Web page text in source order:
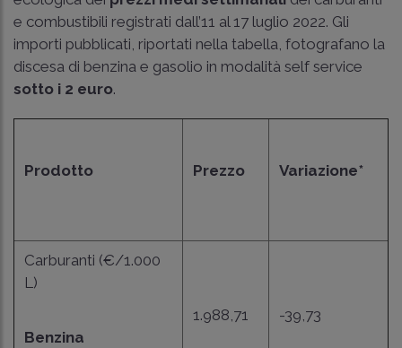
e combustibili registrati dall’11 al 17 luglio 2022. Gli
importi pubblicati, riportati nella tabella, fotografano la
discesa di benzina e gasolio in modalità self service
sotto i 2 euro.
Prodotto Prezzo Variazione*
Carburanti (€/1.000
L)
Benzina
1.988,71 -39,73